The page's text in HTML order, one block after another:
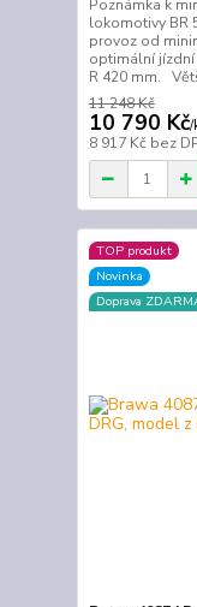
Poznámka k
lokomotivy BR
provoz od
optimální
R 420 mm.
11 248 Kč
10 790 Kč/
8 917 Kč bez
TOP produkt
Novinka
Doprava